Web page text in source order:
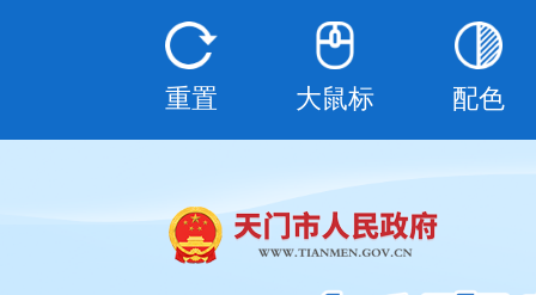
重置 大鼠标 配色